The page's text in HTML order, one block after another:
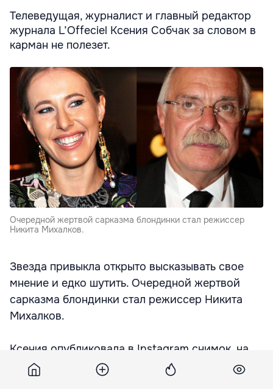
Телеведущая, журналист и главный редактор
журнала L’Offeciel Ксения Собчак за словом в
карман не полезет.
Очередной жертвой сарказма блондинки стал режиссер
Никита Михалков.
Звезда привыкла открыто высказывать свое
мнение и едко шутить. Очередной жертвой
сарказма блондинки стал режиссер Никита
Михалков.
Ксения опубликовала в Instagram снимок, на
котором запечатлены Геннадий Хазанов и